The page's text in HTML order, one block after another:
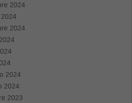
2024
2024
2024
2024
2023